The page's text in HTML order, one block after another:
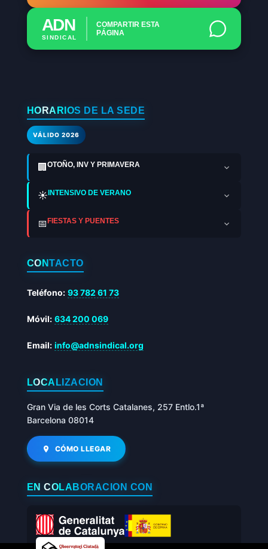
ADN
SINDICAL
COMPARTIR ESTA
PÁGINA
HORARIOS DE LA SEDE
VÁLIDO 2026
🏢 OTOÑO, INV Y PRIMAVERA
☀️INTENSIVO DE VERANO
📅FIESTAS Y PUENTES
CONTACTO
Teléfono: 93 782 61 73
Móvil: 634 200 069
Email: info@adnsindical.org
LOCALIZACIÓN
Gran Via de les Corts Catalanes, 257 Entlo.1ª
Barcelona 08014
CÓMO LLEGAR
EN COLABORACIÓN CON